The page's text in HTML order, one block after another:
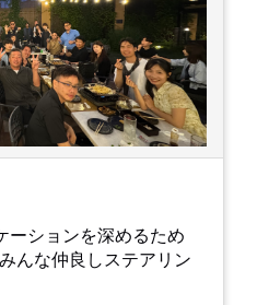
すが、自然の中で成虫に
んだなと 実感しました。
以上、一所懸命何かをし
メダカのお池のトンボか
。
ーションを深めるため
んな仲良しステアリン